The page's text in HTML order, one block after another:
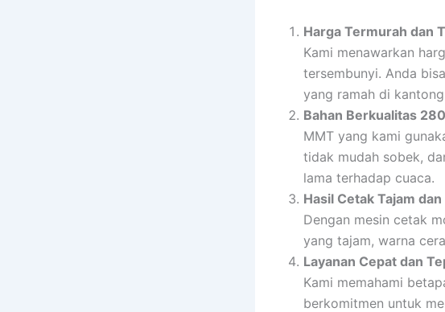
Harga Termurah dan
Kami menawarkan
tersembunyi. Anda
yang ramah di
Bahan Berkualitas
MMT yang kami
tidak mudah sobek,
lama terhadap cuaca.
Hasil Cetak Tajam
Dengan mesin cetak
yang tajam, warna
Layanan Cepat dan
Kami memahami
berkomitmen untuk